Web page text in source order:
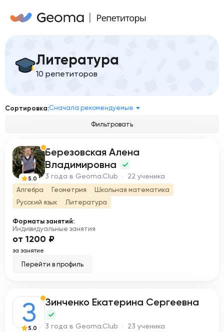
Литература
10 репетиторов
Сортировка:Сначала рекомендуемые
Фильтровать
Б
5.0
Березовская Алена
Владимировна
3 года в Geoma.Club · 22 ученика
Алгебра Геометрия
Школьная математика
Русский язык
Литература
Форматы занятий:
Индивидуальные занятия
от 1200 ₽
за занятие
Перейти в профиль
З
5.0
Зинченко Екатерина Сергеевна
3 года в Geoma.Club · 23 ученика